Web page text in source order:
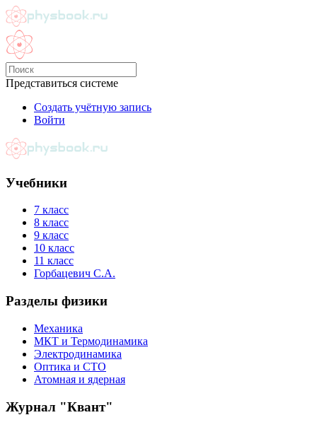
Представиться системе
Создать учётную запись
Войти
Учебники
7 класс
8 класс
9 класс
10 класс
11 класс
Горбацевич С.А.
Разделы физики
Механика
МКТ и Термодинамика
Электродинамика
Оптика и СТО
Атомная и ядерная
Журнал "Квант"